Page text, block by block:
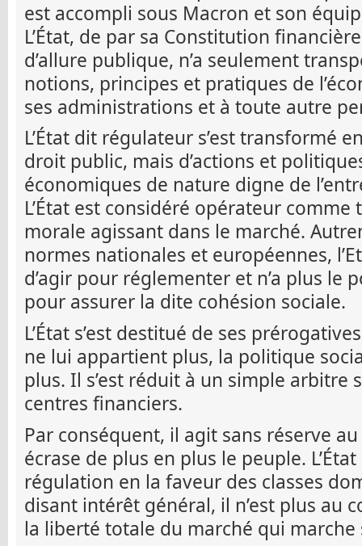
est accompli sous Macron et son
L’État, de par sa Constitution
d’allure publique, n’a seulement
notions, principes et pratiques de
ses administrations et à toute autre
L’État dit régulateur s’est transformé
droit public, mais d’actions et
économiques de nature digne de
L’État est considéré opérateur
morale agissant dans le marché.
normes nationales et européennes,
d’agir pour réglementer et n’a plus le
pour assurer la dite cohésion sociale.
L’État s’est destitué de ses
ne lui appartient plus, la politique
plus. Il s’est réduit à un simple arbitre
centres financiers.
Par conséquent, il agit sans réserve
écrase de plus en plus le peuple.
régulation en la faveur des classes
disant intérêt général, il n’est plus au
la liberté totale du marché qui marche